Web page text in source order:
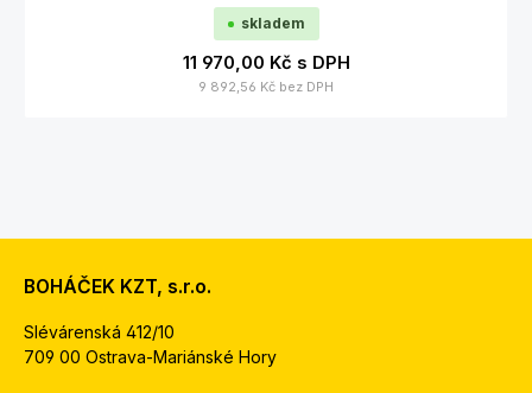
skladem
11 970,00 Kč s DPH
9 892,56 Kč bez DPH
BOHÁČEK KZT, s.r.o.
Slévárenská 412/10
709 00 Ostrava-Mariánské Hory